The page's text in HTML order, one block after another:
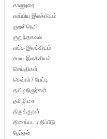
காணுரை
காப்பிய இலக்கியம்
குறள்நெறி
குறுந்தகவல்
சங்க இலக்கியம்
சமய இலக்கியம்
செய்திகள்
செவ்வி / பேட்டி
தமிழறிஞர்கள்
தமிழிசை
திருக்குறள்
திரைப்பட மதிப்பீடு
தேர்தல்